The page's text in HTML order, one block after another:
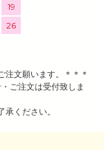
19
26
注文願います。＊＊＊
ご注文は受付致しま
ください。